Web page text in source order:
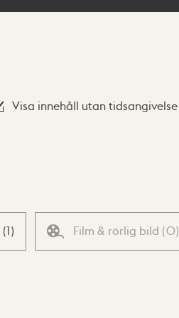
Visa innehåll utan tidsangivelse
(1) Film & rörlig bild (0)